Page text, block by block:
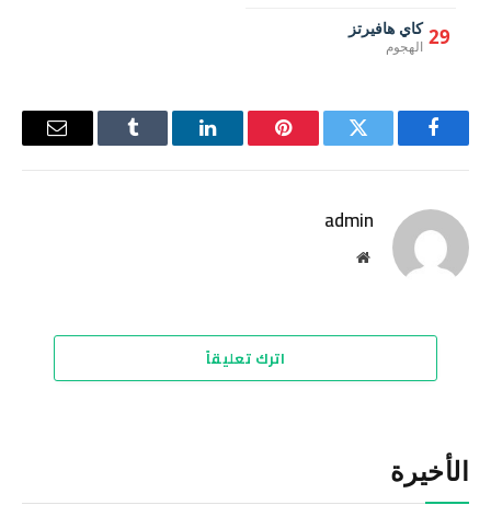
29 كاي هافيرتز
الهجوم
فيسبوك تويتر بينتيريستلينكدإن Tumblr
البريد
admin
موقع
اترك تعليقاً
الأخيرة